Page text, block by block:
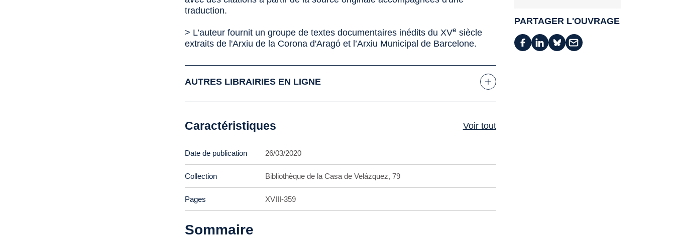
traduction.
> L’auteur fournit un groupe de textes documentaires inédits du XVe siècle
extraits de l'Arxiu de la Corona d'Aragó et l’Arxiu Municipal de Barcelone.
AUTRES LIBRAIRIES EN LIGNE
Caractéristiques Voir tout
Date de publication 26/03/2020
Collection Bibliothèque de la Casa de Velázquez, 79
Pages XVIII-359
Sommaire
PARTAGER L'OUVRAGE